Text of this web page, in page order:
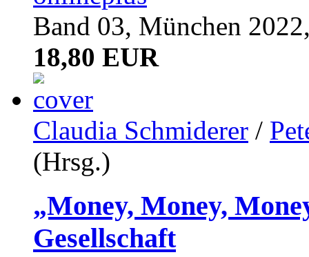
Band 03, München
18,80 EUR
Claudia Schmiderer /
(Hrsg.)
„Money, Money,
Gesellschaft